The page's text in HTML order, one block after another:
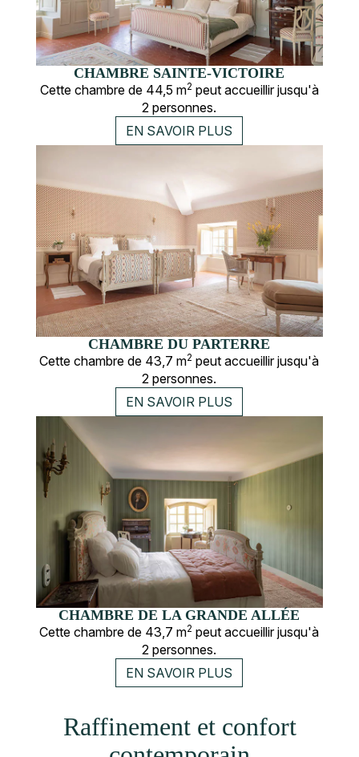
CHAMBRE SAINTE-VICTOIRE
Cette chambre de 44,5 m2 peut accueillir jusqu'à
2 personnes.
EN SAVOIR PLUS
CHAMBRE DU PARTERRE
Cette chambre de 43,7 m2 peut accueillir jusqu'à
2 personnes.
EN SAVOIR PLUS
CHAMBRE DE LA GRANDE ALLÉE
Cette chambre de 43,7 m2 peut accueillir jusqu'à
2 personnes.
EN SAVOIR PLUS
Raffinement et confort